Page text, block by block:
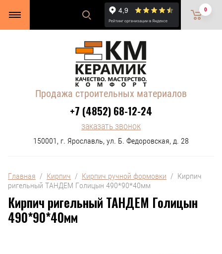
0
Продажа строительных материалов
+7 (4852) 68-12-24
заказать звонок
150001, г. Ярославль, ул. Б. Федоровская, д. 28
Главная
  /
Кирпич
  /
Кирпич ручной формовки
  /  Кирпич
ригельный ТАНДЕМ Голицын 490*90*40мм
Кирпич ригельный ТАНДЕМ Голицын
490*90*40мм